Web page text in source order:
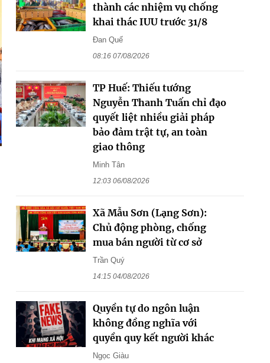
thành các nhiệm vụ chống
khai thác IUU trước 31/8
Đan Quế
08:16 07/08/2026
TP Huế: Thiếu tướng
Nguyễn Thanh Tuấn chỉ đạo
quyết liệt nhiều giải pháp
bảo đảm trật tự, an toàn
giao thông
Minh Tân
12:03 06/08/2026
Xã Mẫu Sơn (Lạng Sơn):
Chủ động phòng, chống
mua bán người từ cơ sở
Trần Quý
14:15 04/08/2026
Quyền tự do ngôn luận
không đồng nghĩa với
quyền quy kết người khác
Ngọc Giàu